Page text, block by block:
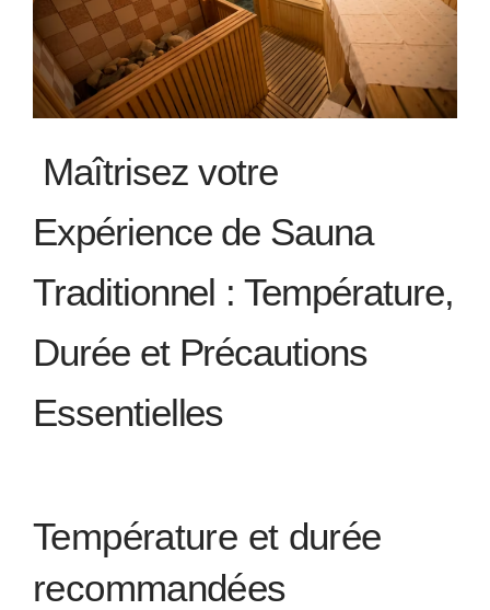
Maîtrisez votre
Expérience de Sauna
Traditionnel : Température,
Durée et Précautions
Essentielles
Température et durée
recommandées